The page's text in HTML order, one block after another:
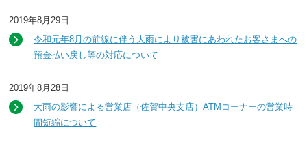
2019年8月29日
令和元年8月の前線に伴う大雨により被害にあわれたお客さまへの
預金払い戻し等の対応について
2019年8月28日
大雨の影響による営業店（佐賀中央支店）ATMコーナーの営業時
間短縮について